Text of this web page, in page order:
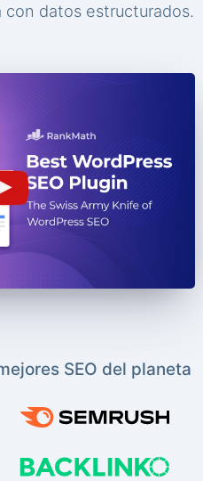
con datos estructurados.
SEO del planeta